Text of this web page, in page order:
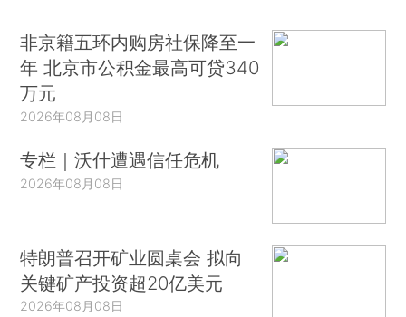
非京籍五环内购房社保降至一
年 北京市公积金最高可贷340
万元
2026年08月08日
专栏｜沃什遭遇信任危机
2026年08月08日
特朗普召开矿业圆桌会 拟向
关键矿产投资超20亿美元
2026年08月08日